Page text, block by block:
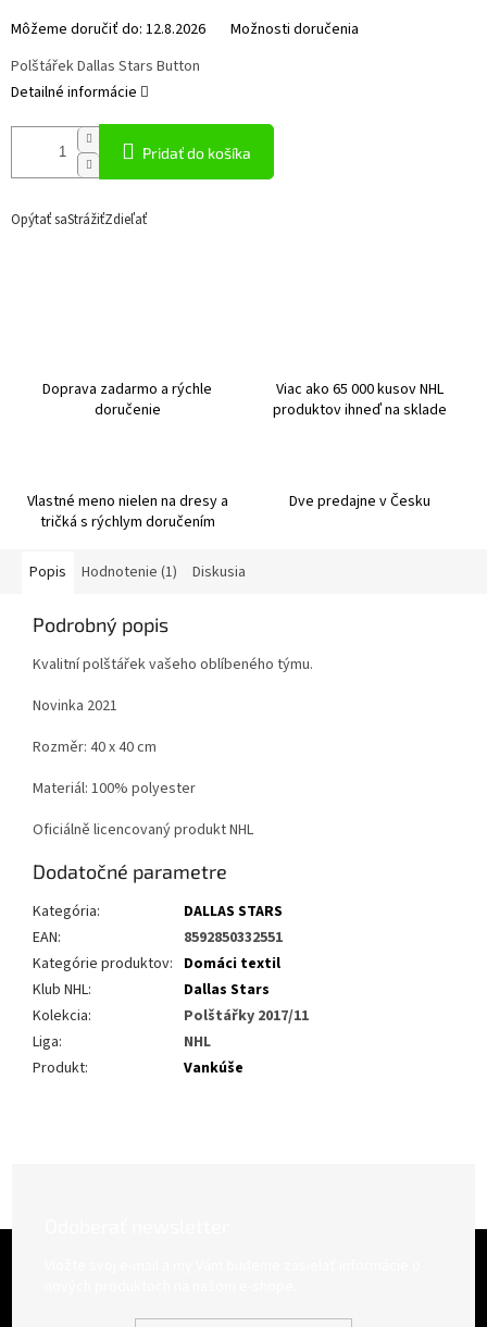
Môžeme doručiť do: 12.8.2026 Možnosti doručenia
Pridať do košíka
Polštářek Dallas Stars Button
Detailné informácie
Opýtať saStrážiťZdieľať
Doprava zadarmo a rýchle
doručenie
Viac ako 65 000 kusov NHL
produktov ihneď na sklade
Vlastné meno nielen na dresy a
tričká s rýchlym doručením
Dve predajne v Česku
Popis Hodnotenie (1) Diskusia
Podrobný popis
Kvalitní polštářek vašeho oblíbeného týmu.
Novinka 2021
Rozměr: 40 x 40 cm
Materiál: 100% polyester
Oficiálně licencovaný produkt NHL
Dodatočné parametre
Kategória:
DALLAS STARS
EAN:
8592850332551
Kategórie produktov: Domáci textil
Klub NHL:
Dallas Stars
Kolekcia:
Polštářky 2017/11
Liga:
NHL
Produkt: Vankúše